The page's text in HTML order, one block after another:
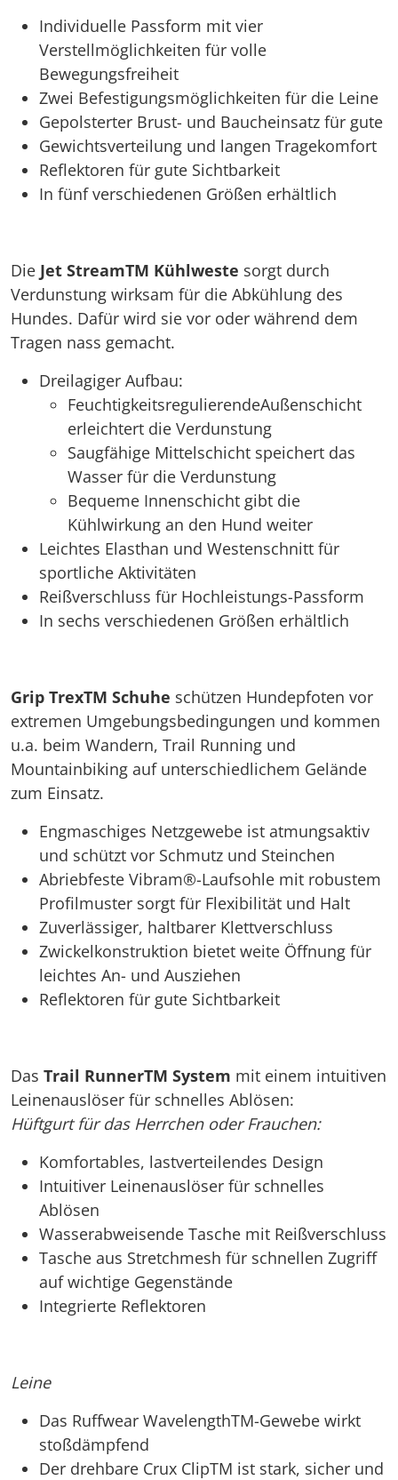
Individuelle Passform mit vier
Verstellmöglichkeiten für volle
Bewegungsfreiheit
Zwei Befestigungsmöglichkeiten für die Leine
Gepolsterter Brust- und Baucheinsatz für gute
Gewichtsverteilung und langen Tragekomfort
Reflektoren für gute Sichtbarkeit
In fünf verschiedenen Größen erhältlich
Die Jet StreamTM Kühlweste sorgt durch
Verdunstung wirksam für die Abkühlung des
Hundes. Dafür wird sie vor oder während dem
Tragen nass gemacht.
Dreilagiger Aufbau:
FeuchtigkeitsregulierendeAußenschicht
erleichtert die Verdunstung
Saugfähige Mittelschicht speichert das
Wasser für die Verdunstung
Bequeme Innenschicht gibt die
Kühlwirkung an den Hund weiter
Leichtes Elasthan und Westenschnitt für
sportliche Aktivitäten
Reißverschluss für Hochleistungs-Passform
In sechs verschiedenen Größen erhältlich
Grip TrexTM Schuhe schützen Hundepfoten vor
extremen Umgebungsbedingungen und kommen
u.a. beim Wandern, Trail Running und
Mountainbiking auf unterschiedlichem Gelände
zum Einsatz.
Engmaschiges Netzgewebe ist atmungsaktiv
und schützt vor Schmutz und Steinchen
Abriebfeste Vibram®-Laufsohle mit robustem
Profilmuster sorgt für Flexibilität und Halt
Zuverlässiger, haltbarer Klettverschluss
Zwickelkonstruktion bietet weite Öffnung für
leichtes An- und Ausziehen
Reflektoren für gute Sichtbarkeit
Das Trail RunnerTM System mit einem intuitiven
Leinenauslöser für schnelles Ablösen:
Hüftgurt für das Herrchen oder Frauchen:
Komfortables, lastverteilendes Design
Intuitiver Leinenauslöser für schnelles
Ablösen
Wasserabweisende Tasche mit Reißverschluss
Tasche aus Stretchmesh für schnellen Zugriff
auf wichtige Gegenstände
Integrierte Reflektoren
Leine
Das Ruffwear WavelengthTM-Gewebe wirkt
stoßdämpfend
Der drehbare Crux ClipTM ist stark, sicher und